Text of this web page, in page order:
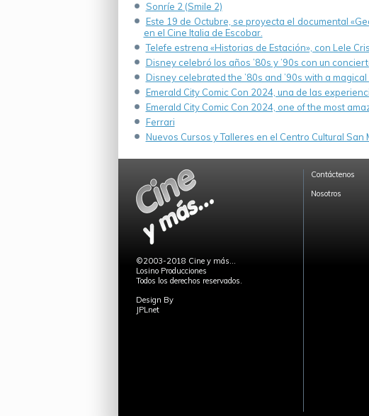
Sonríe 2 (Smile 2)
Este 19 de Octubre, se proyecta el documental
en el Cine Italia de Escobar.
Telefe estrena «Historias de Estación», con Lele
Disney celebró los años ’80s y ’90s con un
Disney celebrated the ’80s and ’90s with a
Emerald City Comic Con 2024, una de las
Emerald City Comic Con 2024, one of the most
Ferrari
Nuevos Cursos y Talleres en el Centro Cultural San
©2003-2018 Cine y más...
Losino Producciones
Todos los derechos reservados.
Design By
JPLnet
Contáctenos
Nosotros